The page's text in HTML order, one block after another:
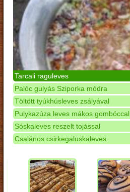
Tarcali raguleves
Palóc gulyás Sziporka módra
Töltött tyúkhúsleves zsályával
Pulykazúza leves mákos gombóccal
Sóskaleves reszelt tojással
Csalános csirkegaluskaleves